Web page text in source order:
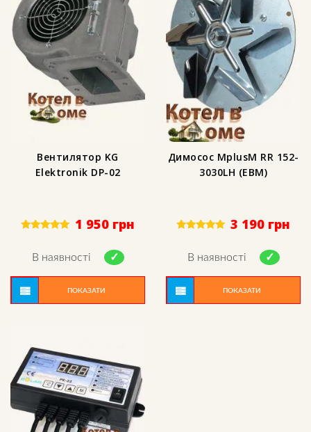
Вентилятор KG
Elektronik DP-02
out of 5
1 950 грн
В наявності
ПОКАЗАТИ
Димосос MplusM RR 152-
3030LH (EBM)
out of 5
3 190 грн
В наявності
ПОКАЗАТИ